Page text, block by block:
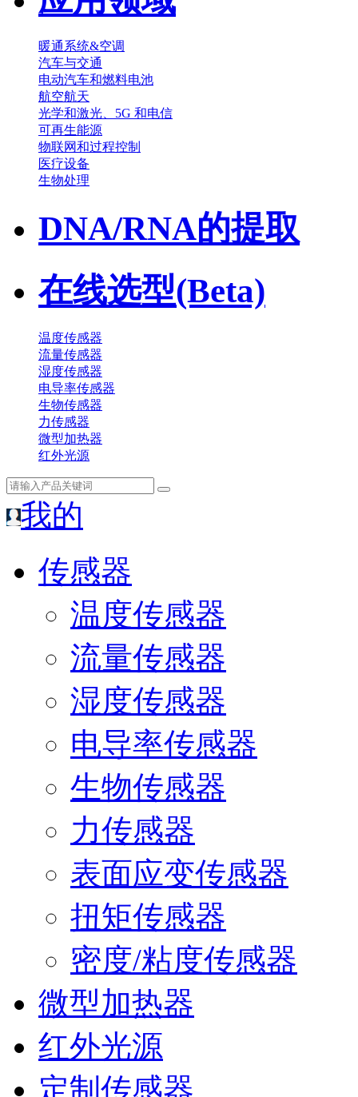
暖通系统&空调
汽车与交通
电动汽车和燃料电池
航空航天
光学和激光、5G 和电信
可再生能源
物联网和过程控制
医疗设备
生物处理
DNA/RNA的提取
在线选型(Beta)
温度传感器
流量传感器
湿度传感器
电导率传感器
生物传感器
力传感器
微型加热器
红外光源
我的
传感器
温度传感器
流量传感器
湿度传感器
电导率传感器
生物传感器
力传感器
表面应变传感器
扭矩传感器
密度/粘度传感器
微型加热器
红外光源
定制传感器